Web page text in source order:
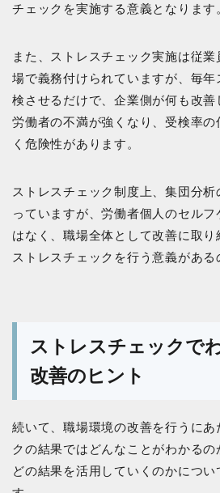
チェックを実施する意義となります
また、ストレスチェック実施は従
場で義務付けられていますが、毎
検させるだけで、企業側が何も改善
労働者の不満が強くなり、受検率
く危険性があります。
ストレスチェック制度上、集団分
っていますが、労働者個人のセル
はなく、職場全体として改善に取
ストレスチェックを行う意義がある
ストレスチェックで
改善のヒント
続いて、職場環境の改善を行うにあ
クの結果ではどんなことがわかるの
どの結果を活用していくのかについ